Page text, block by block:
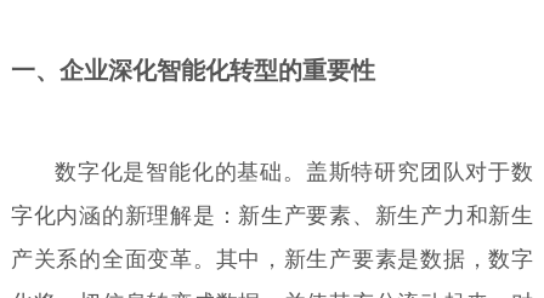
一、企业深化智能化转型的重要性
数字化是智能化的基础。盖斯特研究团队对于数
字化内涵的新理解是：新生产要素、新生产力和新生
产关系的全面变革。其中，新生产要素是数据，数字